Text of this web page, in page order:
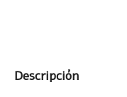
Descripción